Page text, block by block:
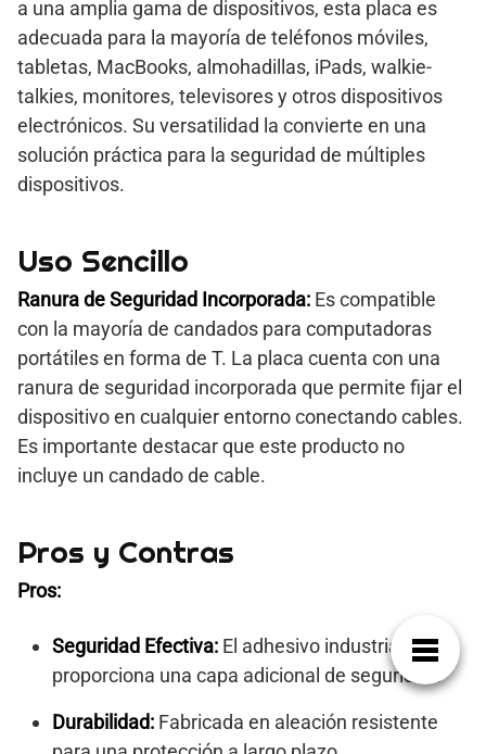
a una amplia gama de dispositivos, esta placa es
adecuada para la mayoría de teléfonos móviles,
tabletas, MacBooks, almohadillas, iPads, walkie-
talkies, monitores, televisores y otros dispositivos
electrónicos. Su versatilidad la convierte en una
solución práctica para la seguridad de múltiples
dispositivos.
Uso Sencillo
Ranura de Seguridad Incorporada: Es compatible
con la mayoría de candados para computadoras
portátiles en forma de T. La placa cuenta con una
ranura de seguridad incorporada que permite fijar el
dispositivo en cualquier entorno conectando cables.
Es importante destacar que este producto no
incluye un candado de cable.
Pros y Contras
Pros:
Seguridad Efectiva: El adhesivo industrial
proporciona una capa adicional de seguridad.
Durabilidad: Fabricada en aleación resistente